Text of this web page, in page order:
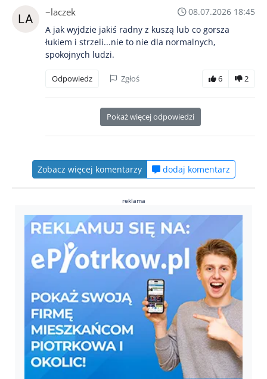
~laczek
08.07.2026 18:45
A jak wyjdzie jakiś radny z kuszą lub co gorsza
łukiem i strzeli...nie to nie dla normalnych,
spokojnych ludzi.
Odpowiedz Zgłoś 6 2
Pokaż więcej odpowiedzi
Zobacz więcej komentarzy dodaj komentarz
reklama